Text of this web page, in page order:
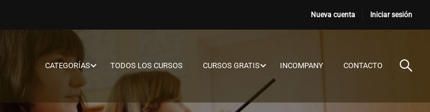
Nueva cuenta Iniciar sesión
CATEGORÍAS TODOS LOS CURSOS CURSOS GRATIS INCOMPANY CONTACTO